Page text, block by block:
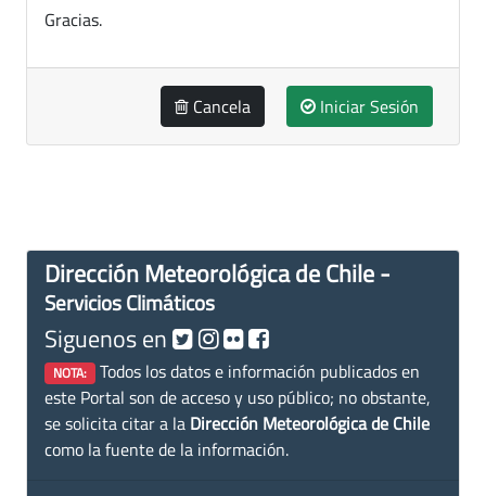
Gracias.
Cancela Iniciar Sesión
Dirección Meteorológica de Chile -
Servicios Climáticos
Siguenos en
NOTA: Todos los datos e información publicados en
este Portal son de acceso y uso público; no obstante,
se solicita citar a la Dirección Meteorológica de Chile
como la fuente de la información.